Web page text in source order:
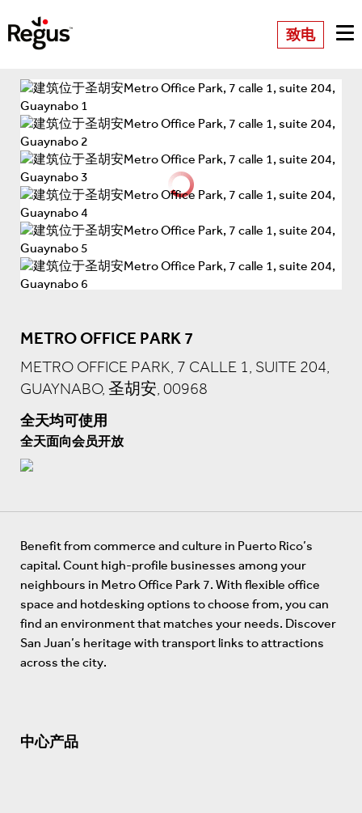
致电
METRO OFFICE PARK 7
METRO OFFICE PARK, 7 CALLE 1, SUITE 204,
GUAYNABO, 圣胡安, 00968
全天均可使用
全天面向会员开放
Benefit from commerce and culture in Puerto Rico’s
capital. Count high-profile businesses among your
neighbours in Metro Office Park 7. With flexible office
space and hotdesking options to choose from, you can
find an environment that matches your needs. Discover
San Juan’s heritage with transport links to attractions
across the city.
中心产品